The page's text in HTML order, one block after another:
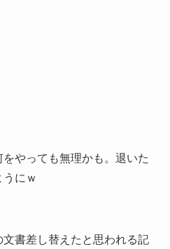
やっても無理かも。退いた
にｗ
書差し替えたと思われる記